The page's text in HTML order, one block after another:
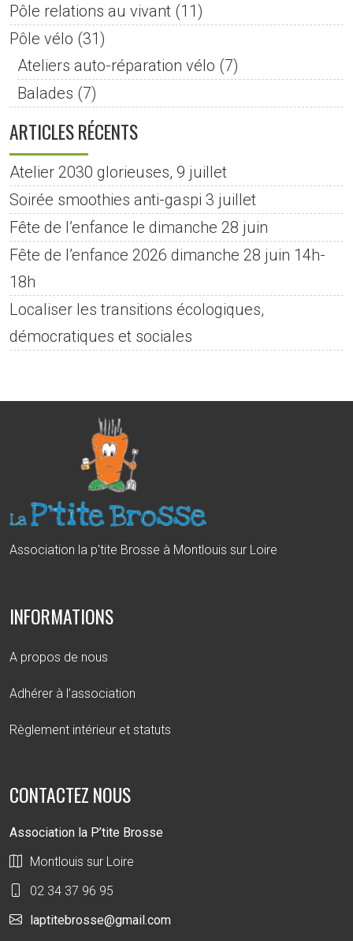
Pôle relations au vivant (11)
Pôle vélo (31)
Ateliers auto-réparation vélo (7)
Balades (7)
ARTICLES RÉCENTS
Atelier 2030 glorieuses, 9 juillet
Soirée smoothies anti-gaspi 3 juillet
Fête de l’enfance le dimanche 28 juin
Fête de l’enfance 2026 dimanche 28 juin 14h-
18h
Localiser les transitions écologiques,
démocratiques et sociales
Association la p'tite Brosse à Montlouis sur Loire
INFORMATIONS
A propos de nous
Adhérer à l’association
Règlement intérieur et statuts
CONTACTEZ NOUS
Association la P’tite Brosse
Montlouis sur Loire
02 34 37 96 95
laptitebrosse@gmail.com